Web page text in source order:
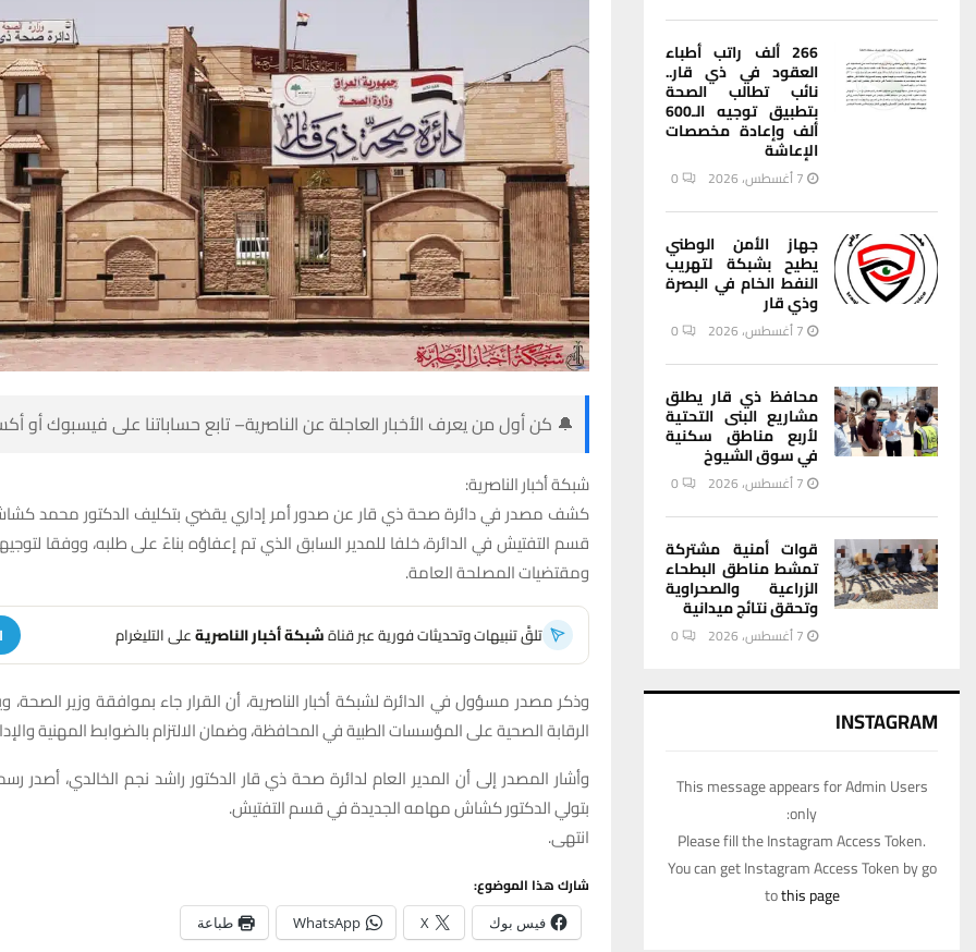
🔔 كن أول من يعرف الأخبار العاجلة عن الناصرية– تابع حساباتنا على فيسبوك أو
شبكة أخبار الناصرية:
كشف مصدر في دائرة صحة ذي قار عن صدور أمر إداري يقضي بتكليف الدكتور محمد
قسم التفتيش في الدائرة، خلفا للمدير السابق الذي تم إعفاؤه بناءً على طلبه، ووفقا
ومقتضيات المصلحة العامة.
تلقَّ تنبيهات وتحديثات فورية عبر قناةشبكة أخبار الناصريةعلى التليغرام
وذكر مصدر مسؤول في الدائرة لشبكة أخبار الناصرية، أن القرار جاء بموافقة وزير الصحة،
الرقابة الصحية على المؤسسات الطبية في المحافظة، وضمان الالتزام بالضوابط المهنية
وأشار المصدر إلى أن المدير العام لدائرة صحة ذي قار الدكتور راشد نجم الخالدي، أصدر
بتولي الدكتور كشاش مهامه الجديدة في قسم التفتيش.
انتهى.
شارك هذا الموضوع:
فيس بوك X
WhatsApp طباعة
266 ألف راتب أطباء
العقود في ذي قار..
نائب تطالب الصحة
بتطبيق توجيه الـ600
ألف وإعادة مخصصات
الإعاشة
7 أغسطس، 2026 0
جهاز الأمن الوطني
يطيح بشبكة لتهريب
النفط الخام في البصرة
وذي قار
7 أغسطس، 2026 0
محافظ ذي قار يطلق
مشاريع البنى التحتية
لأربع مناطق سكنية
في سوق الشيوخ
7 أغسطس، 2026 0
قوات أمنية مشتركة
تمشط مناطق البطحاء
الزراعية والصحراوية
وتحقق نتائج ميدانية
7 أغسطس، 2026 0
INSTAGRAM
This message appears for Admin Users
only:
Please fill the Instagram Access Token.
You can get Instagram Access Token by go
tothis page